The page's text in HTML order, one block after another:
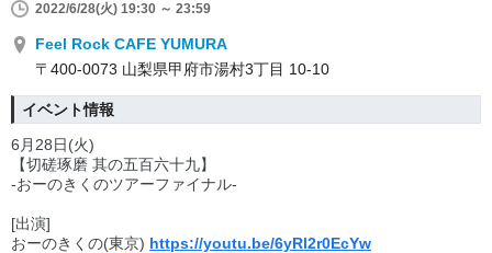
2022/6/28(火) 19:30 ～ 23:59
Feel Rock CAFE YUMURA
〒400-0073 山梨県甲府市湯村3丁目 10-10
イベント情報
6月28日(火)
【切磋琢磨 其の五百六十九】
-おーのきくのツアーファイナル-
[出演]
おーのきくの(東京) https://youtu.be/6yRl2r0EcYw